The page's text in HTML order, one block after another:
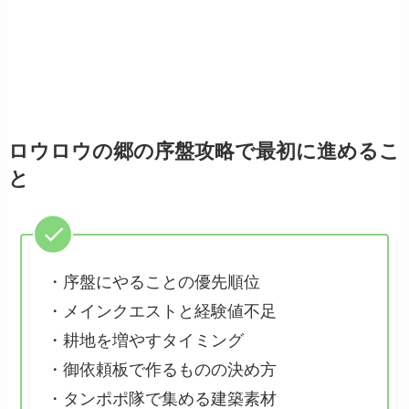
ロウロウの郷の序盤攻略で最初に進めるこ
と
・序盤にやることの優先順位
・メインクエストと経験値不足
・耕地を増やすタイミング
・御依頼板で作るものの決め方
・タンポポ隊で集める建築素材